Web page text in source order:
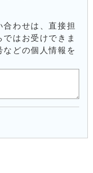
合わせは、直接担
はお受けできま
などの個人情報を